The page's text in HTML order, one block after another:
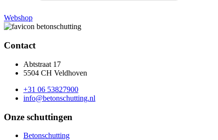
Webshop
Contact
Abtstraat 17
5504 CH Veldhoven
+31 06 53827900
info@betonschutting.nl
Onze schuttingen
Betonschutting